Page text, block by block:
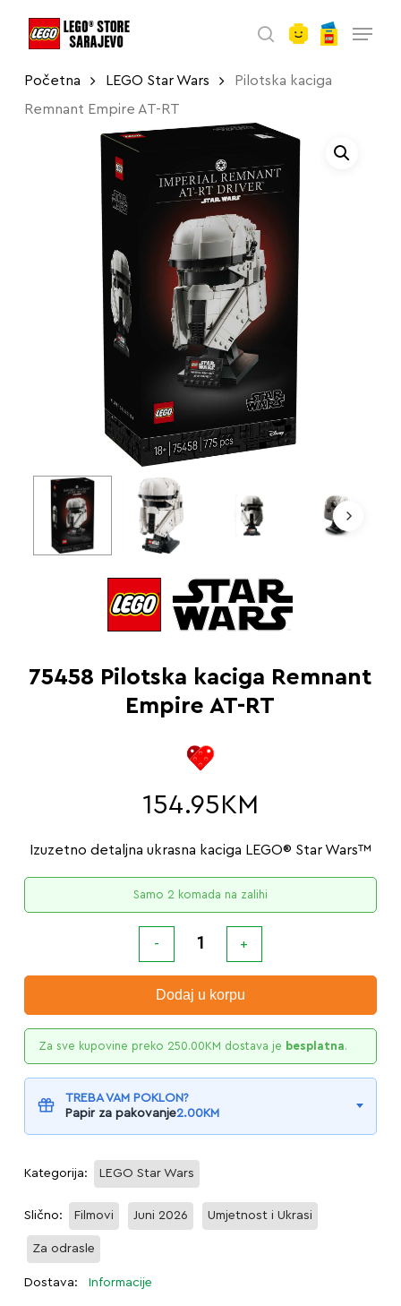
search
Početna LEGO Star Wars Pilotska kaciga
Remnant Empire AT-RT
75458 Pilotska kaciga Remnant
Empire AT-RT
154.95 KM
Izuzetno detaljna ukrasna kaciga LEGO® Star Wars™
Samo 2 komada na zalihi
Dodaj u korpu
Za sve kupovine preko 250.00KM dostava je besplatna.
TREBA VAM POKLON?
Papir za pakovanje2.00KM
Kategorija: LEGO Star Wars
Slično: Filmovi Juni 2026 Umjetnost i Ukrasi
Za odrasle
Dostava: Informacije